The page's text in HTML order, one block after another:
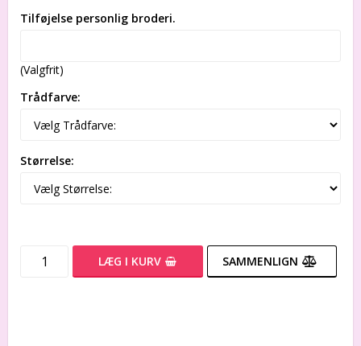
Tilføjelse personlig broderi.
(Valgfrit)
Trådfarve:
Størrelse:
LÆG I KURV SAMMENLIGN